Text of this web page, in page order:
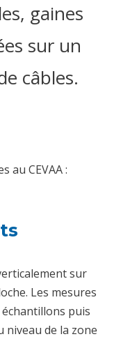
gaines
sur un
câbles.
au CEVAA :
sur
Les mesures
puis
niveau de la zone